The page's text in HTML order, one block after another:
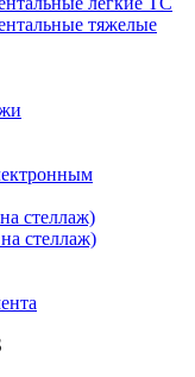
тяжелые
стеллаж)
стеллаж)